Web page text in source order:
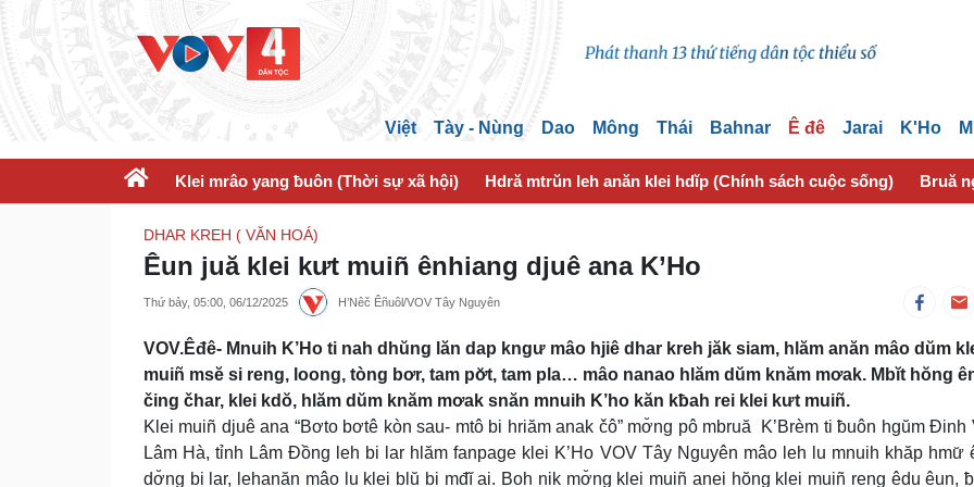
Việt Tày - Nùng Dao Mông Thái Bahnar Ê đê Jarai K'Ho
Klei mrâo yang ƀuôn (Thời sự xã hội) Hdră mtrŭn leh anăn klei hdĭp (Chính sách cuộc sống) Bruă
DHAR KREH ( VĂN HOÁ)
Êun juă klei kưt muiñ ênhiang djuê ana K’Ho
Thứ bảy, 05:00, 06/12/2025 H’Nêč Êñuôl/VOV Tây Nguyên
VOV.Êđê- Mnuih K’Ho ti nah dhŭng lăn dap kngư mâo hjiê dhar kreh jăk siam, hlăm anăn mâo dŭm
muiñ msĕ si reng, loong, tòng bơr, tam pơ̆t, tam pla… mâo nanao hlăm dŭm knăm mơak. Mbĭt hŏng
čing čhar, klei kdŏ, hlăm dŭm knăm mơak snăn mnuih K’ho kăn kƀah rei klei kưt muiñ.
Klei muiñ djuê ana “Bơto bơtê kòn sau- mtô bi hriăm anak čô” mơ̆ng pô mbruă K’Brèm ti ƀuôn hgŭm Đinh
Lâm Hà, tỉnh Lâm Đồng leh bi lar hlăm fanpage klei K’Ho VOV Tây Nguyên mâo leh lu mnuih khăp hmư̆
dơ̆ng bi lar, lehanăn mâo lu klei blŭ bi mđĭ ai. Boh nik mơ̆ng klei muiñ anei hŏng klei muiñ reng êdu êun,